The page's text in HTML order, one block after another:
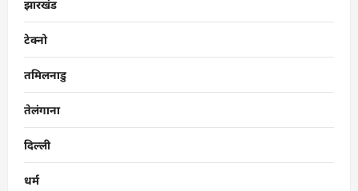
झारखंड
टेक्नो
तमिलनाडु
तेलंगाना
दिल्ली
धर्म